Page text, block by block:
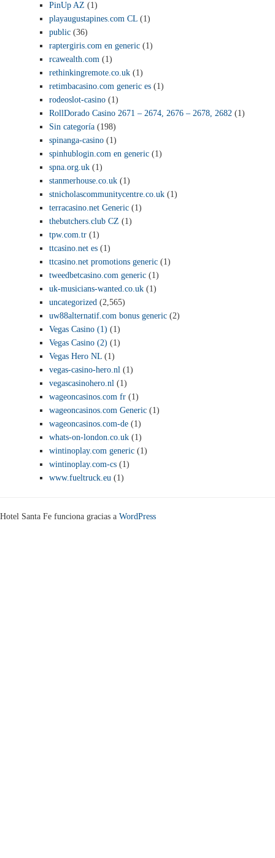
PinUp AZ (1)
playaugustapines.com CL (1)
public (36)
raptergiris.com en generic (1)
rcawealth.com (1)
rethinkingremote.co.uk (1)
retimbacasino.com generic es (1)
rodeoslot-casino (1)
RollDorado Casino 2671 – 2674, 2676 – 2678, 2682 (1)
Sin categoría (198)
spinanga-casino (1)
spinhublogin.com en generic (1)
spna.org.uk (1)
stanmerhouse.co.uk (1)
stnicholascommunitycentre.co.uk (1)
terracasino.net Generic (1)
thebutchers.club CZ (1)
tpw.com.tr (1)
ttcasino.net es (1)
ttcasino.net promotions generic (1)
tweedbetcasino.com generic (1)
uk-musicians-wanted.co.uk (1)
uncategorized (2,565)
uw88alternatif.com bonus generic (2)
Vegas Casino (1) (1)
Vegas Casino (2) (1)
Vegas Hero NL (1)
vegas-casino-hero.nl (1)
vegascasinohero.nl (1)
wageoncasinos.com fr (1)
wageoncasinos.com Generic (1)
wageoncasinos.com-de (1)
whats-on-london.co.uk (1)
wintinoplay.com generic (1)
wintinoplay.com-cs (1)
www.fueltruck.eu (1)
Hotel Santa Fe funciona gracias a WordPress